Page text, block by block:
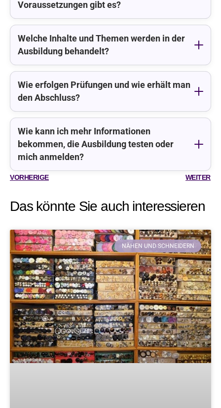
Voraussetzungen gibt es?
Welche Inhalte und Themen werden in der
Ausbildung behandelt?
Wie erfolgen Prüfungen und wie erhält man
den Abschluss?
Wie kann ich mehr Informationen
bekommen, die Ausbildung testen oder
mich anmelden?
VORHERIGE WEITER
Das könnte Sie auch interessieren
NÄHEN UND SCHNEIDERN